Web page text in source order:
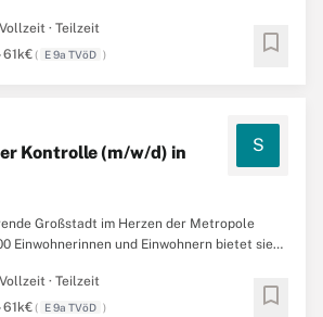
in alle Nachbarstädte sowie Radtrassen
Oberhausen steht
Vollzeit · Teilzeit
61k€( E 9a TVöD ) bookmark
Kontrolle (m/w/d) in
S
Großstadt im Herzen der Metropole
Einwohnerinnen und Einwohnern bietet sie
in alle Nachbarstädte sowie Radtrassen
Oberhausen steht
Vollzeit · Teilzeit
61k€( E 9a TVöD ) bookmark